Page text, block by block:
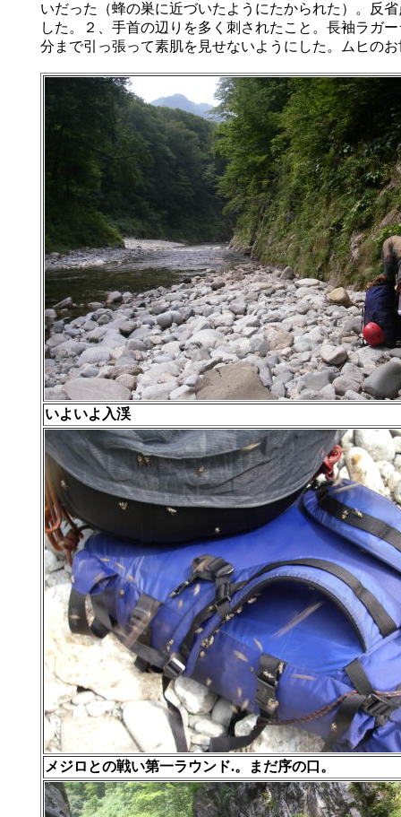
いだった（蜂の巣に近づいたようにたかられた）。反
した。２、手首の辺りを多く刺されたこと。長袖ラガ
分まで引っ張って素肌を見せないようにした。ムヒの
いよいよ入渓
メジロとの戦い第一ラウンド.。まだ序の口。